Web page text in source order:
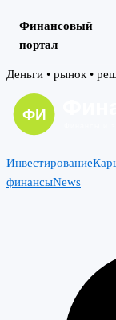
Финансовый
портал
Skip
content
Деньги • рынок •
Инвестирование
финансыNews